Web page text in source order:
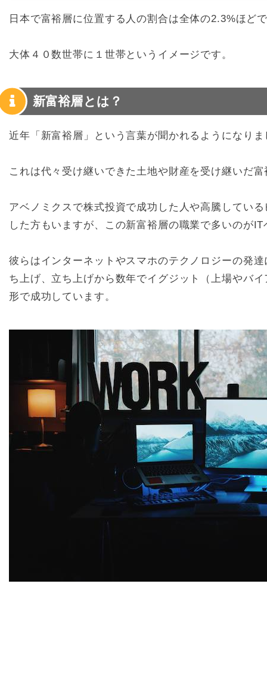
日本で富裕層に位置する人の割合は全体の2.3%ほど
大体４０数世帯に１世帯というイメージです。
新富裕層とは？
近年「新富裕層」という言葉が聞かれるようになりま
これは代々受け継いできた土地や財産を受け継いだ
アベノミクスで株式投資で成功した人や高騰してい
した方もいますが、この新富裕層の職業で多いのが
彼らはインターネットやスマホのテクノロジーの発
ち上げ、立ち上げから数年でイグジット（上場やバ
形で成功しています。